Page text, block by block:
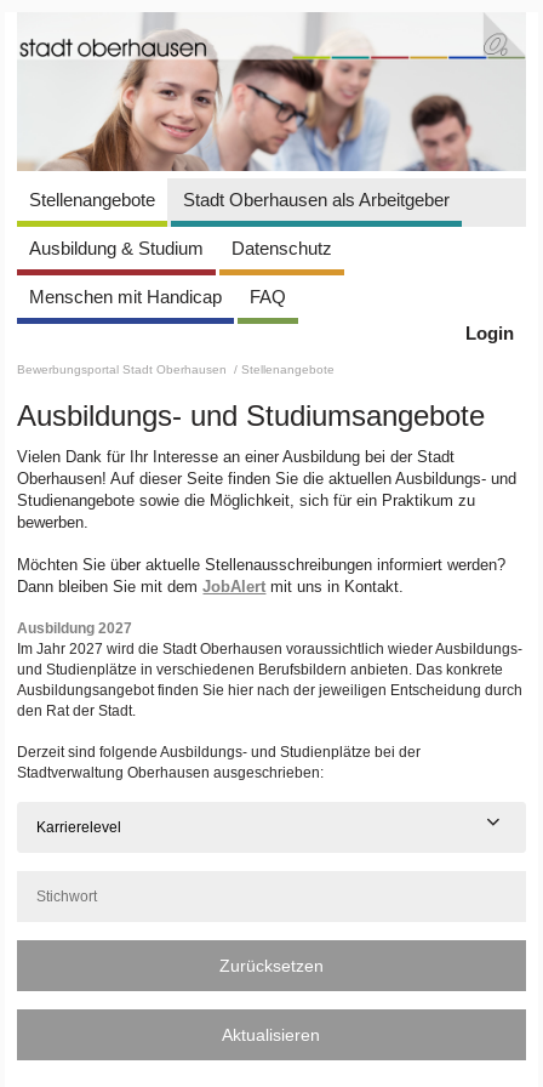
Stellenangebote Stadt Oberhausen als Arbeitgeber
Ausbildung & Studium Datenschutz
Menschen mit Handicap
FAQ
Login
Bewerbungsportal Stadt Oberhausen / Stellenangebote
Ausbildungs- und Studiumsangebote
Vielen Dank für Ihr Interesse an einer Ausbildung bei der Stadt
Oberhausen! Auf dieser Seite finden Sie die aktuellen Ausbildungs- und
Studienangebote sowie die Möglichkeit, sich für ein Praktikum zu
bewerben.
Möchten Sie über aktuelle Stellenausschreibungen informiert werden?
Dann bleiben Sie mit demJobAlert mit uns in Kontakt.
Ausbildung 2027
Im Jahr 2027 wird die Stadt Oberhausen voraussichtlich wieder Ausbildungs-
und Studienplätze in verschiedenen Berufsbildern anbieten. Das konkrete
Ausbildungsangebot finden Sie hier nach der jeweiligen Entscheidung durch
den Rat der Stadt.
Derzeit sind folgende Ausbildungs- und Studienplätze bei der
Stadtverwaltung Oberhausen ausgeschrieben:
Karrierelevel
Zurücksetzen
Aktualisieren